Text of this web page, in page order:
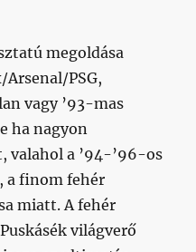
megoldása
PSG,
vagy ’93-mas
ha nagyon
valahol a ’94-’96-os
a finom fehér
miatt. A fehér
világverő